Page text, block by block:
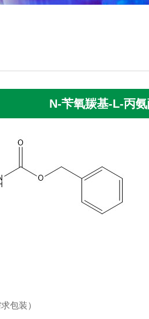
N-苄氧羰基-L-丙
包装）